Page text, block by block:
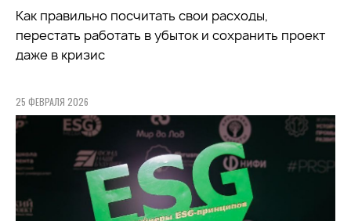
Как правильно посчитать свои расходы,
перестать работать в убыток и сохранить проект
даже в кризис
25 ФЕВРАЛЯ 2026